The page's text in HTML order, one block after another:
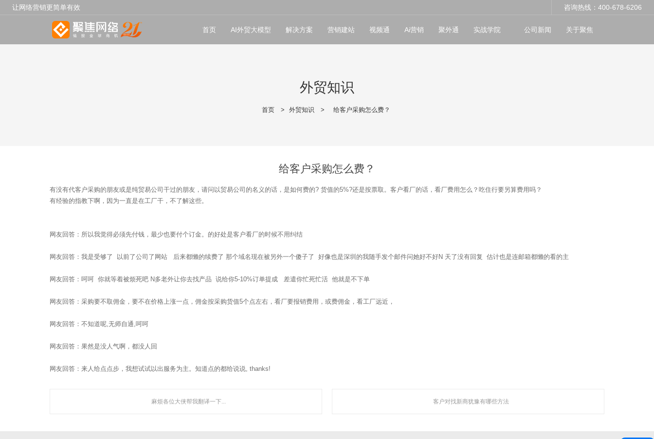
咨询热线：400-678-6206
让网络营销更简单有效
首页 AI外贸大模型 解决方案 营销建站 视频通 Ai营销 聚外通 实战学院 公司新闻 关于聚焦
外贸知识
首页 > 外贸知识 > 给客户采购怎么费？
给客户采购怎么费？
有没有代客户采购的朋友或是纯贸易公司干过的朋友，请问以贸易公司的名义的话，是如何费的? 货值的5%?还是按票取。客户看厂的话，看厂费用怎么？吃住行要另算费用吗？
有经验的指教下啊，因为一直是在工厂干，不了解这些。
网友回答：所以我觉得必须先付钱，最少也要付个订金。的好处是客户看厂的时候不用纠结
网友回答：我是受够了 以前了公司了网站 后来都懒的续费了 那个域名现在被另外一个傻子了 好像也是深圳的我随手发个邮件问她好不好N 天了没有回复 估计也是连邮箱都懒的看的主
网友回答：呵呵 你就等着被烦死吧 N多老外让你去找产品 说给你5-10%订单提成 差遣你忙死忙活 他就是不下单
网友回答：采购要不取佣金，要不在价格上涨一点，佣金按采购货值5个点左右，看厂要报销费用，或费佣金，看工厂远近，
网友回答：不知道呢,无师自通,呵呵
网友回答：果然是没人气啊，都没人回
网友回答：来人给点点步，我想试试以出服务为主。知道点的都给说说, thanks!
麻烦各位大侠帮我翻译一下... 客户对找新商犹豫有哪些方法
研发了国内知名的人工智能自动化营销系统，凭借着上线快、效果好、功能强大、高性价比的特点，成为了越来越 多企业的首选。